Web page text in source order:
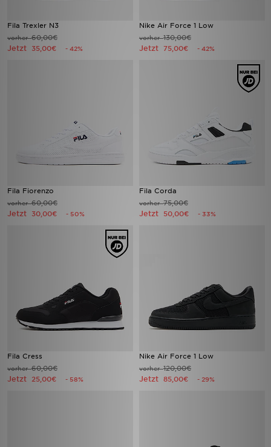
Fila Trexler N3
vorher60,00€
Jetzt 35,00€ - 42%
Nike Air Force 1 Low
vorher130,00€
Jetzt 75,00€ - 42%
Fila Fiorenzo
vorher60,00€
Jetzt 30,00€ - 50%
Fila Corda
vorher75,00€
Jetzt 50,00€ - 33%
Fila Cress
vorher60,00€
Jetzt 25,00€ - 58%
Nike Air Force 1 Low
vorher120,00€
Jetzt 85,00€ - 29%